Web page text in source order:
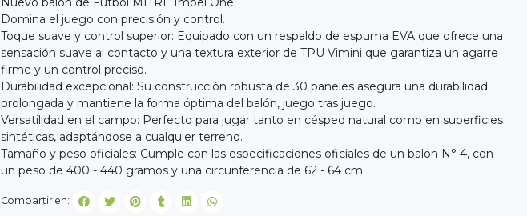
Domina el juego con precisión y control.
Toque suave y control superior: Equipado con un respaldo de espuma EVA que ofrece una
sensación suave al contacto y una textura exterior de TPU Vimini que garantiza un agarre
firme y un control preciso.
Durabilidad excepcional: Su construcción robusta de 30 paneles asegura una durabilidad
prolongada y mantiene la forma óptima del balón, juego tras juego.
Versatilidad en el campo: Perfecto para jugar tanto en césped natural como en superficies
sintéticas, adaptándose a cualquier terreno.
Tamaño y peso oficiales: Cumple con las especificaciones oficiales de un balón N° 4, con
un peso de 400 - 440 gramos y una circunferencia de 62 - 64 cm.
Compartir en: